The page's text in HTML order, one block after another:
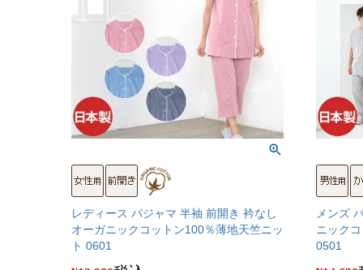
レディース パジャマ 半袖 前開き 衿なし
オーガニックコットン100％薄地天竺ニッ
ト 0601
メンズ
ニック
0501